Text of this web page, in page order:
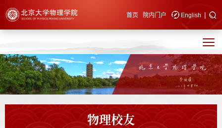
快速导航 首页 院内门户 English |
物理校友